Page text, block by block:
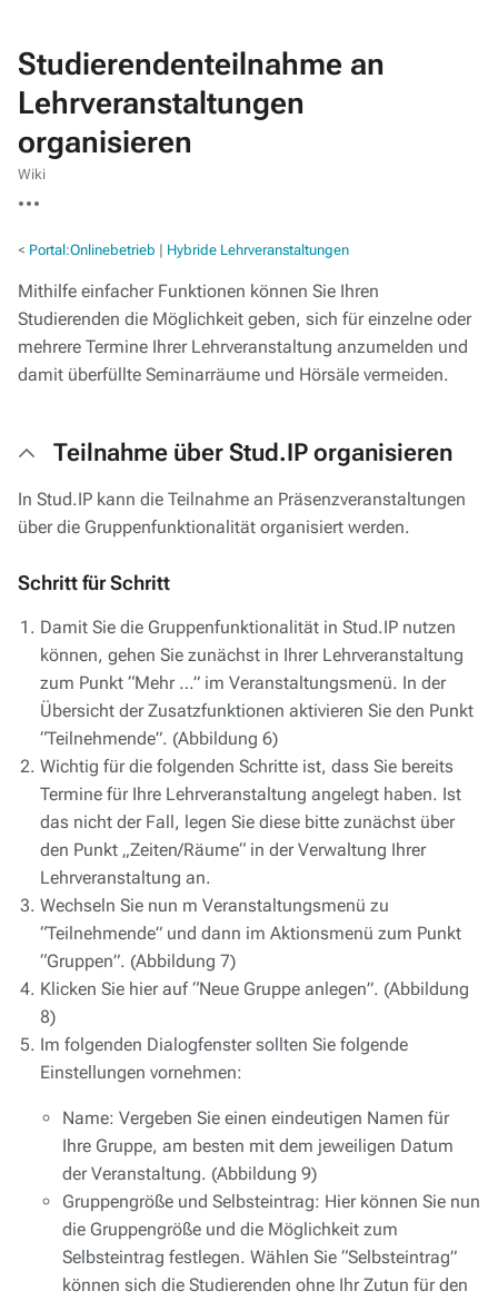
Studierendenteilnahme an
Lehrveranstaltungen
organisieren
Wiki
Aktionen
< Portal:Onlinebetrieb ‎ | Hybride Lehrveranstaltungen
Mithilfe einfacher Funktionen können Sie Ihren
Studierenden die Möglichkeit geben, sich für einzelne oder
mehrere Termine Ihrer Lehrveranstaltung anzumelden und
damit überfüllte Seminarräume und Hörsäle vermeiden.
Teilnahme über Stud.IP organisieren
In Stud.IP kann die Teilnahme an Präsenzveranstaltungen
über die Gruppenfunktionalität organisiert werden.
Schritt für Schritt
Damit Sie die Gruppenfunktionalität in Stud.IP nutzen
können, gehen Sie zunächst in Ihrer Lehrveranstaltung
zum Punkt “Mehr …” im Veranstaltungsmenü. In der
Übersicht der Zusatzfunktionen aktivieren Sie den Punkt
“Teilnehmende”. (Abbildung 6)
Wichtig für die folgenden Schritte ist, dass Sie bereits
Termine für Ihre Lehrveranstaltung angelegt haben. Ist
das nicht der Fall, legen Sie diese bitte zunächst über
den Punkt „Zeiten/Räume“ in der Verwaltung Ihrer
Lehrveranstaltung an.
Wechseln Sie nun m Veranstaltungsmenü zu
“Teilnehmende” und dann im Aktionsmenü zum Punkt
“Gruppen”. (Abbildung 7)
Klicken Sie hier auf “Neue Gruppe anlegen”. (Abbildung
8)
Im folgenden Dialogfenster sollten Sie folgende
Einstellungen vornehmen:
Name: Vergeben Sie einen eindeutigen Namen für
Ihre Gruppe, am besten mit dem jeweiligen Datum
der Veranstaltung. (Abbildung 9)
Gruppengröße und Selbsteintrag: Hier können Sie nun
die Gruppengröße und die Möglichkeit zum
Selbsteintrag festlegen. Wählen Sie “Selbsteintrag”
können sich die Studierenden ohne Ihr Zutun für den